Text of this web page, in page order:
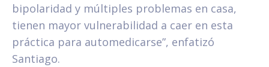
bipolaridad y múltiples problemas en casa,
tienen mayor vulnerabilidad a caer en esta
práctica para automedicarse”, enfatizó
Santiago.